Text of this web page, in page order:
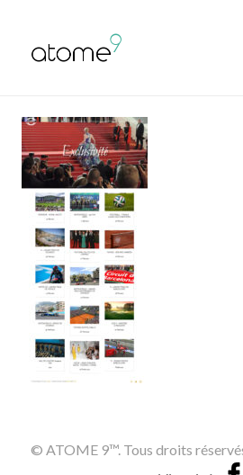
© ATOME 9™. Tous droits